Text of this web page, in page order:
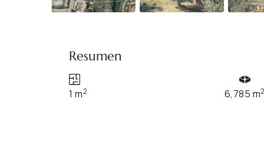
Resumen
1 m2 6,785 m2